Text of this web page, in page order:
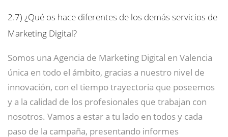
2.7) ¿Qué os hace diferentes de los demás servicios de
Marketing Digital?
Somos una Agencia de Marketing Digital en Valencia
única en todo el ámbito, gracias a nuestro nivel de
innovación, con el tiempo trayectoria que poseemos
y a la calidad de los profesionales que trabajan con
nosotros. Vamos a estar a tu lado en todos y cada
paso de la campaña, presentando informes